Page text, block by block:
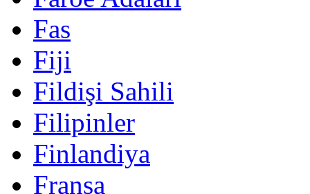
Fas
Fiji
Fildişi Sahili
Filipinler
Finlandiya
Fransa